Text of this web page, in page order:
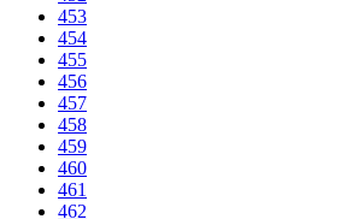
453
454
455
456
457
458
459
460
461
462